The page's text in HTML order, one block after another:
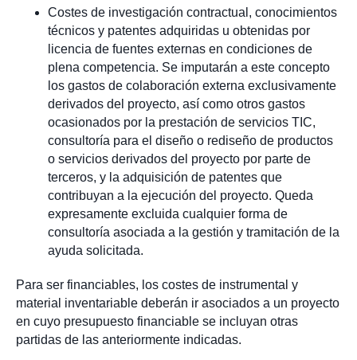
Costes de investigación contractual, conocimientos
técnicos y patentes adquiridas u obtenidas por
licencia de fuentes externas en condiciones de
plena competencia. Se imputarán a este concepto
los gastos de colaboración externa exclusivamente
derivados del proyecto, así como otros gastos
ocasionados por la prestación de servicios TIC,
consultoría para el diseño o rediseño de productos
o servicios derivados del proyecto por parte de
terceros, y la adquisición de patentes que
contribuyan a la ejecución del proyecto. Queda
expresamente excluida cualquier forma de
consultoría asociada a la gestión y tramitación de la
ayuda solicitada.
Para ser financiables, los costes de instrumental y
material inventariable deberán ir asociados a un proyecto
en cuyo presupuesto financiable se incluyan otras
partidas de las anteriormente indicadas.